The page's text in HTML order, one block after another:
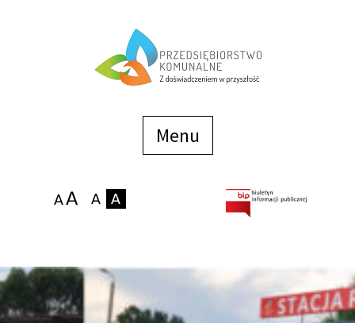
Menu
Zakłady
Podaj stan wodomierza